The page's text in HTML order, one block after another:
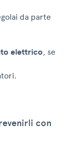
da parte
elettrico, se
con